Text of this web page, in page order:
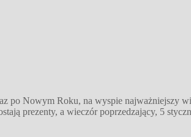
po Nowym Roku, na wyspie najważniejszy
prezenty, a wieczór poprzedzający, 5